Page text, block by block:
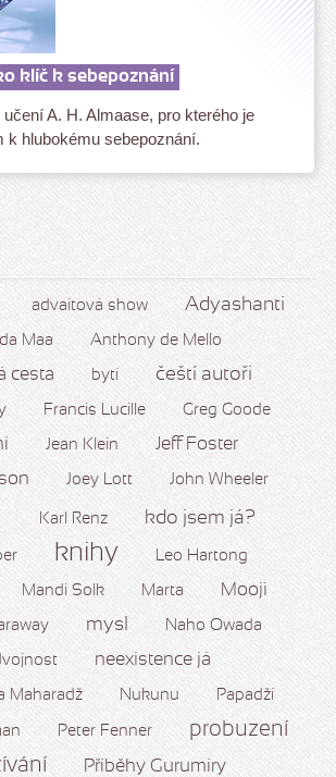
klíč k sebepoznání
A. H. Almaase, pro kterého je
k hlubokému sebepoznání.
advaitová show Adyashanti
Maa Anthony de Mello
cesta bytí čeští autoři
Francis Lucille Greg Goode
Jean Klein Jeff Foster
Joey Lott John Wheeler
Karl Renz kdo jsem já?
knihy Leo Hartong
Mandi Solk Marta Mooji
mysl Naho Owada
neexistence já
Maharadž Nukunu Papadží
Peter Fenner
probuzení
Příběhy Gurumíry